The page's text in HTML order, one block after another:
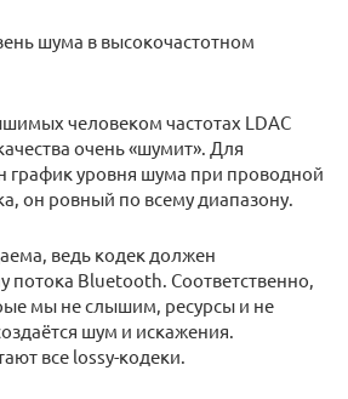
шума в высокочастотном
человеком частотах LDAC
очень «шумит». Для
график уровня шума при проводной
он ровный по всему диапазону.
ведь кодек должен
потока Bluetooth. Соответственно,
мы не слышим, ресурсы и не
шум и искажения.
все lossy-кодеки.